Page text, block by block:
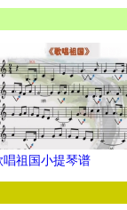
唱祖国小提琴谱